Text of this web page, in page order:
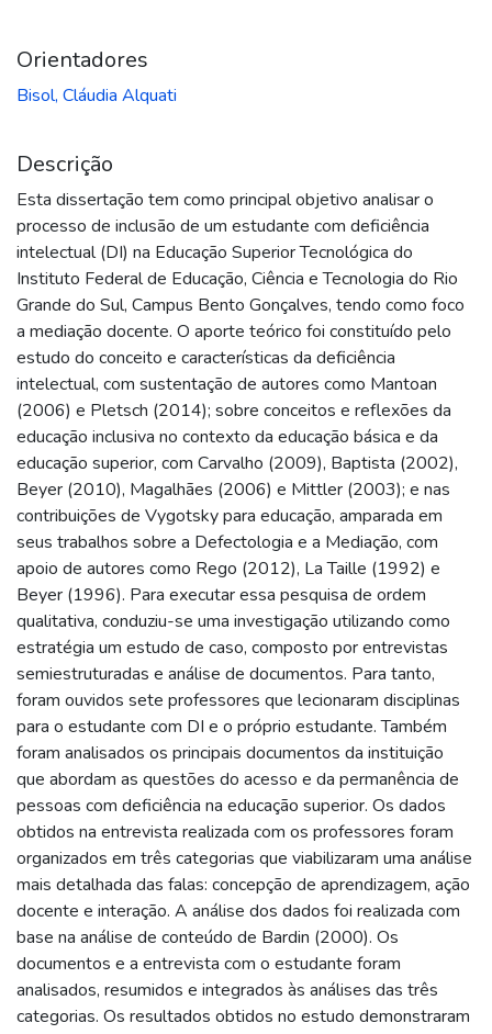
Orientadores
Bisol, Cláudia Alquati
Descrição
Esta dissertação tem como principal objetivo analisar o
processo de inclusão de um estudante com deficiência
intelectual (DI) na Educação Superior Tecnológica do
Instituto Federal de Educação, Ciência e Tecnologia do Rio
Grande do Sul, Campus Bento Gonçalves, tendo como foco
a mediação docente. O aporte teórico foi constituído pelo
estudo do conceito e características da deficiência
intelectual, com sustentação de autores como Mantoan
(2006) e Pletsch (2014); sobre conceitos e reflexões da
educação inclusiva no contexto da educação básica e da
educação superior, com Carvalho (2009), Baptista (2002),
Beyer (2010), Magalhães (2006) e Mittler (2003); e nas
contribuições de Vygotsky para educação, amparada em
seus trabalhos sobre a Defectologia e a Mediação, com
apoio de autores como Rego (2012), La Taille (1992) e
Beyer (1996). Para executar essa pesquisa de ordem
qualitativa, conduziu-se uma investigação utilizando como
estratégia um estudo de caso, composto por entrevistas
semiestruturadas e análise de documentos. Para tanto,
foram ouvidos sete professores que lecionaram disciplinas
para o estudante com DI e o próprio estudante. Também
foram analisados os principais documentos da instituição
que abordam as questões do acesso e da permanência de
pessoas com deficiência na educação superior. Os dados
obtidos na entrevista realizada com os professores foram
organizados em três categorias que viabilizaram uma análise
mais detalhada das falas: concepção de aprendizagem, ação
docente e interação. A análise dos dados foi realizada com
base na análise de conteúdo de Bardin (2000). Os
documentos e a entrevista com o estudante foram
analisados, resumidos e integrados às análises das três
categorias. Os resultados obtidos no estudo demonstraram